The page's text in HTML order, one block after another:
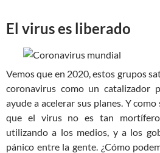
El virus es liberado
Vemos que en 2020, estos grupos
coronavirus como un catalizador
ayude a acelerar sus planes. Y
que el virus no es tan mortífero
utilizando a los medios, y a los
pánico entre la gente. ¿Cómo